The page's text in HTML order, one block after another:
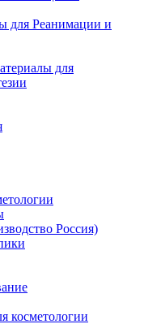
для Реанимации и
для
Россия)
косметологии